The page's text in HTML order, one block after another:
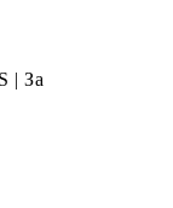
| За